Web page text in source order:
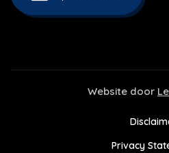
Website door
Privacy